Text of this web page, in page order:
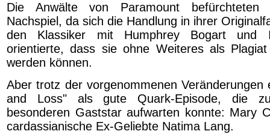
Die Anwälte von Paramount befürchteten
Nachspiel, da sich die Handlung in ihrer
den Klassiker mit Humphrey Bogart und
orientierte, dass sie ohne Weiteres als
werden können.
Aber trotz der vorgenommenen Veränderungen
and Loss" als gute Quark-Episode, die
besonderen Gaststar aufwarten konnte: Mary
cardassianische Ex-Geliebte Natima Lang.